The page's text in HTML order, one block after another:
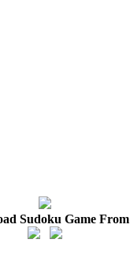
Sudoku Game From